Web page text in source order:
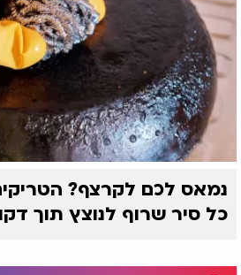
נמאס לכם לקרצף?
כל סיר שרוף לנוצץ תוך